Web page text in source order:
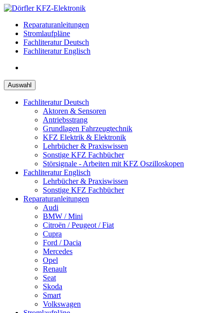
Zum
springenReparaturanleitungen
Stromlaufpläne
Fachliteratur Deutsch
Fachliteratur Englisch
Auswahl
Fachliteratur Deutsch
Aktoren & Sensoren
Antriebsstrang
Grundlagen Fahrzeugtechnik
KFZ Elektrik & Elektronik
Lehrbücher & Praxiswissen
Sonstige KFZ Fachbücher
Störsignale - Arbeiten mit KFZ Oszilloskopen
Fachliteratur Englisch
Lehrbücher & Praxiswissen
Sonstige KFZ Fachbücher
Reparaturanleitungen
Audi
BMW / Mini
Citroën / Peugeot / Fiat
Cupra
Ford / Dacia
Mercedes
Opel
Renault
Seat
Skoda
Smart
Volkswagen